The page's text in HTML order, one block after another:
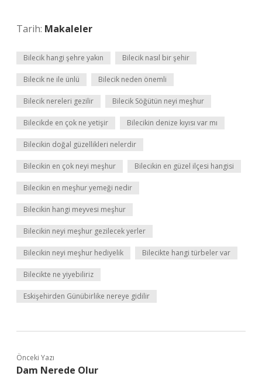
Tarih: Makaleler
Bilecik hangi şehre yakın Bilecik nasıl bir şehir
Bilecik ne ile ünlü Bilecik neden önemli
Bilecik nereleri gezilir Bilecik Söğütün neyi meşhur
Bilecikde en çok ne yetişir Bilecikin denize kıyısı var mı
Bilecikin doğal güzellikleri nelerdir
Bilecikin en çok neyi meşhur Bilecikin en güzel ilçesi hangisi
Bilecikin en meşhur yemeği nedir
Bilecikin hangi meyvesi meşhur
Bilecikin neyi meşhur gezilecek yerler
Bilecikin neyi meşhur hediyelik Bilecikte hangi türbeler var
Bilecikte ne yiyebiliriz
Eskişehirden Günübirlike nereye gidilir
Önceki Yazı
Dam Nerede Olur